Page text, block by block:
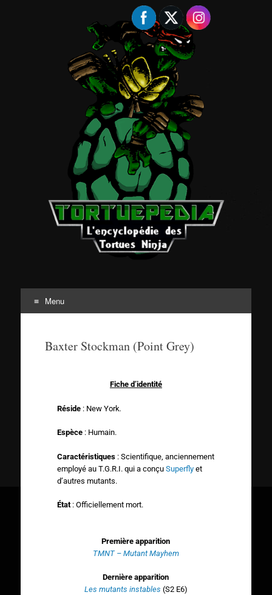
Menu
Baxter Stockman (Point Grey)
Fiche d’identité
Réside : New York.
Espèce: Humain.
Caractéristiques : Scientifique, anciennement
employé au T.G.R.I. qui a conçu Superflyet
d’autres mutants.
État: Officiellement mort.
Première apparition
TMNT – Mutant Mayhem
Dernière apparition
Les mutants instables (S2 E6)